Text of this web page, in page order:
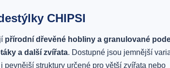
CHIPSI
přírodní dřevěné hobliny a granulované
a další zvířata. Dostupné jsou jemnější
pevnější struktury určené pro větší zvířata nebo